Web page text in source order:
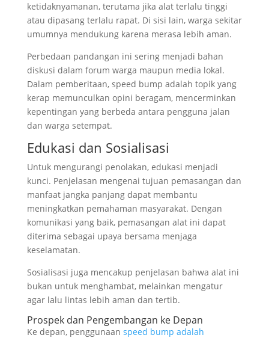
ketidaknyamanan, terutama jika alat terlalu tinggi
atau dipasang terlalu rapat. Di sisi lain, warga sekitar
umumnya mendukung karena merasa lebih aman.
Perbedaan pandangan ini sering menjadi bahan
diskusi dalam forum warga maupun media lokal.
Dalam pemberitaan, speed bump adalah topik yang
kerap memunculkan opini beragam, mencerminkan
kepentingan yang berbeda antara pengguna jalan
dan warga setempat.
Edukasi dan Sosialisasi
Untuk mengurangi penolakan, edukasi menjadi
kunci. Penjelasan mengenai tujuan pemasangan dan
manfaat jangka panjang dapat membantu
meningkatkan pemahaman masyarakat. Dengan
komunikasi yang baik, pemasangan alat ini dapat
diterima sebagai upaya bersama menjaga
keselamatan.
Sosialisasi juga mencakup penjelasan bahwa alat ini
bukan untuk menghambat, melainkan mengatur
agar lalu lintas lebih aman dan tertib.
Prospek dan Pengembangan ke Depan
Ke depan, penggunaan speed bump adalah